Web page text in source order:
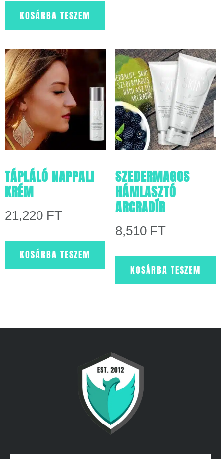
KOSÁRBA TESZEM
TÁPLÁLÓ NAPPALI
KRÉM
21,220 FT
KOSÁRBA TESZEM
SZEDERMAGOS
HÁMLASZTÓ
ARCRADÍR
8,510 FT
KOSÁRBA TESZEM